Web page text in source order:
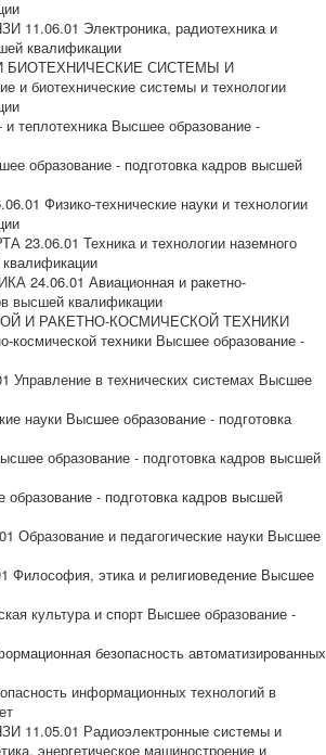
Электроника, радиотехника и
квалификации
БИОТЕХНИЧЕСКИЕ СИСТЕМЫ И
и биотехнические системы и технологии
Высшее образование -
- подготовка кадров высшей
Физико-технические науки и технологии
Техника и технологии наземного
Авиационная и ракетно-
высшей квалификации
И РАКЕТНО-КОСМИЧЕСКОЙ ТЕХНИКИ
космической техники Высшее образование -
в технических системах Высшее
Высшее образование - подготовка
образование - подготовка кадров высшей
- подготовка кадров высшей
и педагогические науки Высшее
этика и религиоведение Высшее
культура и спорт Высшее образование -
безопасность автоматизированных
информационных технологий в
Радиоэлектронные системы и
энергетическое машиностроение и